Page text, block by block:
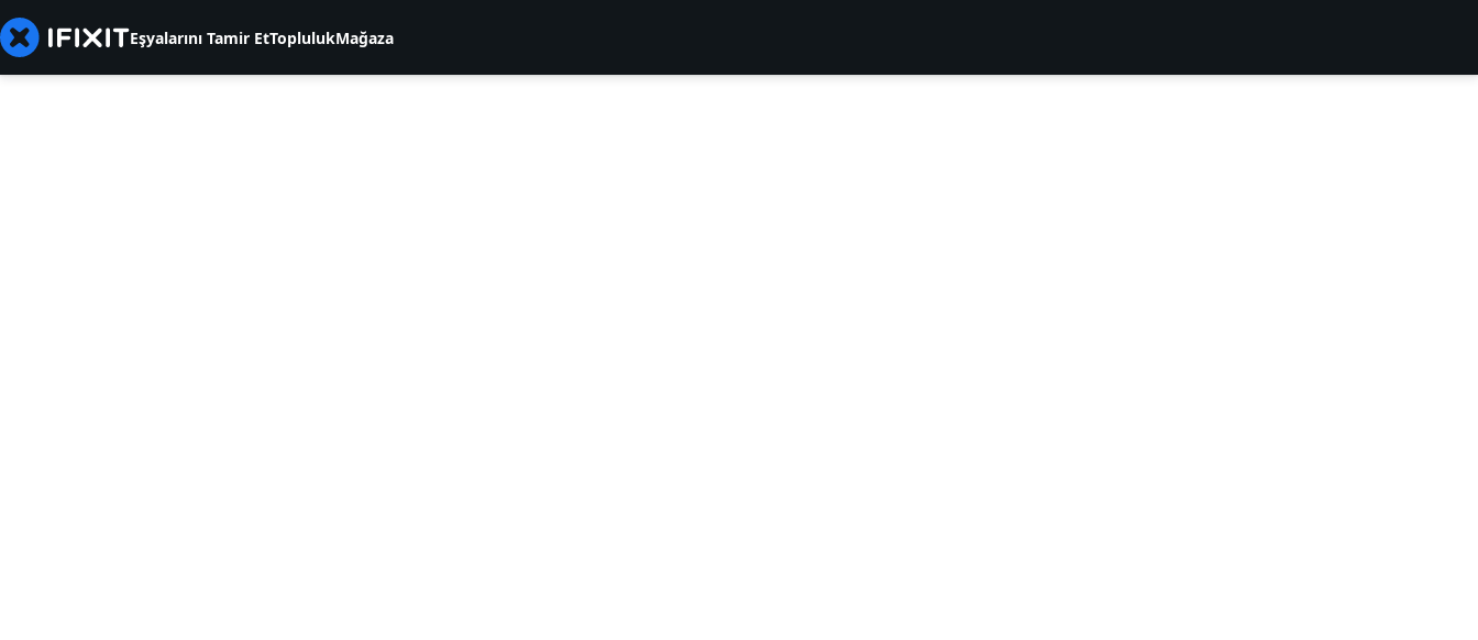
Eşyalarını Tamir EtToplulukMağaza